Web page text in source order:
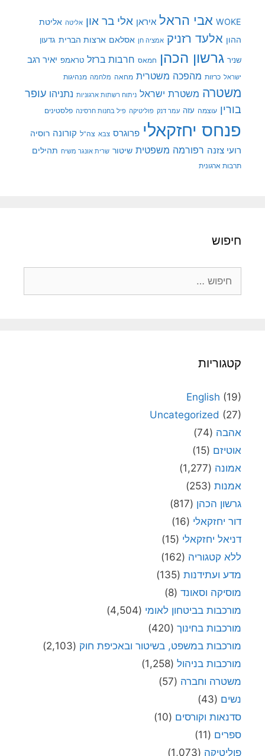
WOKE אבי הראל איראן אלי בר און אליטה אליטת
ההון אלעד רזניק אמציה חן אסלאם ארצות הברית גדעון
שניר גרשון הכהן חמאס חרבות ברזל טראמפ יאיר רגב
ישראל כרזות מהפכה משטרית מחאה מלחמה מנהיגות
משטרה משטרת ישראל ניתוח רשתות ארגוניות נתניהו עופר
בורין עוצמה עזה עמר דנק פוליטיקה פיל בחנות חרסינה פלסטינים
פנחס יחזקאלי פרוגרס צבא צה"ל קורונה רוסיה
רועי צזנה רפורמה משפטית שיטור שרית אונגר משיח תהילים
תרבות ארגונית
חיפוש
קטגוריות
English (19)
Uncategorized (27)
אהבה (74)
אוטיזם (15)
אמונה (1,277)
אמנות (253)
גרשון הכהן (817)
דור יחזקאלי (16)
דניאל יחזקאלי (15)
ללא קטגוריה (162)
מדע ועתידנות (135)
מוסיקה וסאונד (8)
מורכבות בביטחון לאומי (4,504)
מורכבות בחינוך (420)
מורכבות במשפט, בשיטור ובאכיפת חוק (2,103)
מורכבות בניהול (1,258)
משטרה וחברה (57)
נשים (43)
סדנאות וקורסים (10)
ספרים (11)
פוליטיקה (1,073)